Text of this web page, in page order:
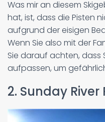
Was mir an diesem
hat, ist, dass die Pisten
aufgrund der eisigen
Wenn Sie also mit der
Sie darauf achten, dass
aufpassen, um
2. Sunday River